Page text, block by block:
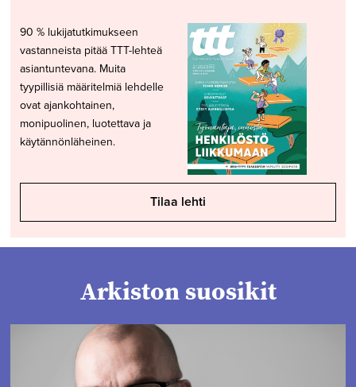
90 % lukijatutkimukseen
vastanneista pitää TTT-lehteä
asiantuntevana. Muita
tyypillisiä määritelmiä lehdelle
ovat ajankohtainen,
monipuolinen, luotettava ja
käytännönläheinen.
Tilaa lehti
Arkiston suosikit